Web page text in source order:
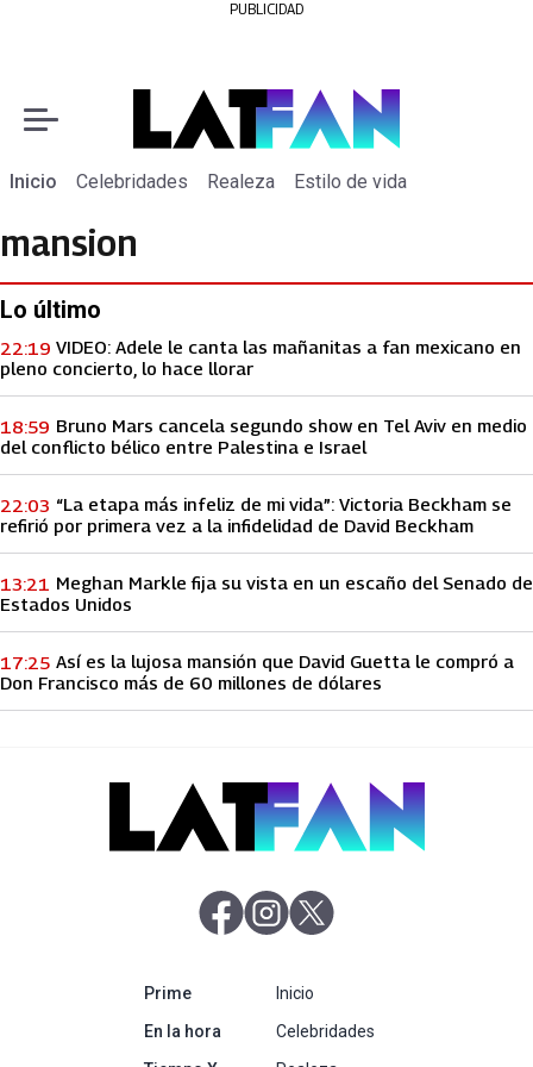
PUBLICIDAD
Inicio Celebridades Realeza Estilo de vida
mansion
Lo último
VIDEO: Adele le canta las mañanitas a fan mexicano en
pleno concierto, lo hace llorar
22:19
Bruno Mars cancela segundo show en Tel Aviv en medio
del conflicto bélico entre Palestina e Israel
18:59
“La etapa más infeliz de mi vida”: Victoria Beckham se
refirió por primera vez a la infidelidad de David Beckham
22:03
Meghan Markle fija su vista en un escaño del Senado de
Estados Unidos
13:21
Así es la lujosa mansión que David Guetta le compró a
Don Francisco más de 60 millones de dólares
17:25
abre en nueva pestaña
abre en nueva pestaña
Primeabre en nueva pestaña
En la hora abre en nueva pestaña
Inicio
Celebridades